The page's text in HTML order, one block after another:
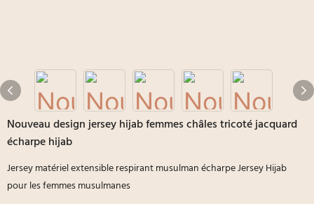
Nouveau design jersey hijab femmes châles tricoté jacquard
écharpe hijab
Jersey matériel extensible respirant musulman écharpe Jersey Hijab
pour les femmes musulmanes